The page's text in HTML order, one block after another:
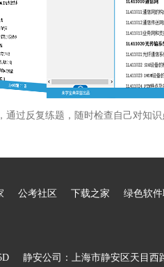
过反复练题，随时检查自己对知
公考社区 下载之家 绿色软
静安公司：上海市静安区天目西